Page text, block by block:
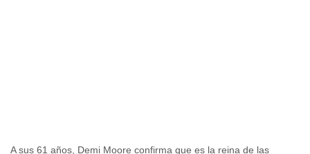
A sus 61 años, Demi Moore confirma que es la reina de las